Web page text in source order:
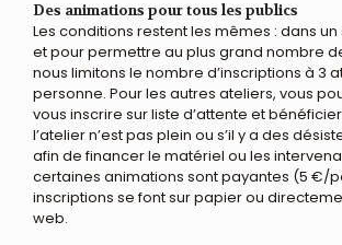
Des animations pour tous les publics
Les conditions restent les mêmes : dans un
et pour permettre au plus grand nombre
nous limitons le nombre d’inscriptions à 3
personne. Pour les autres ateliers, vous
vous inscrire sur liste d’attente et
l’atelier n’est pas plein ou s’il y a des
afin de financer le matériel ou les
certaines animations sont payantes (5 €/
inscriptions se font sur papier ou
web.